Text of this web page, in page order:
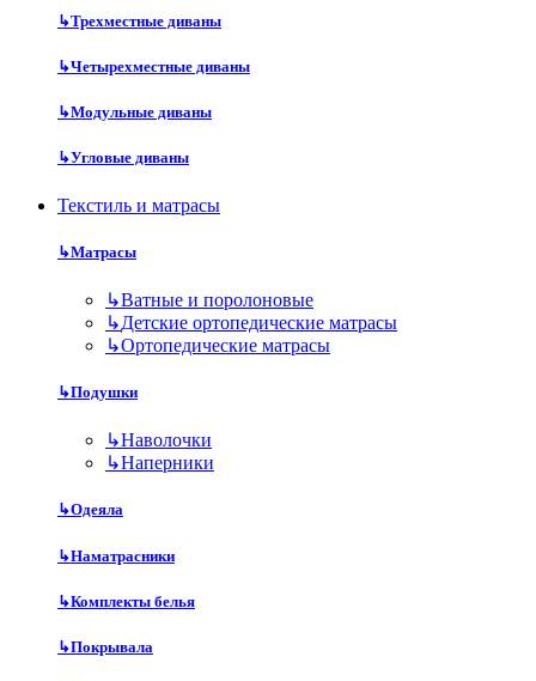
↳Трехместные диваны
↳Четырехместные диваны
↳Модульные диваны
↳Угловые диваны
Текстиль и матрасы
↳Матрасы
↳Ватные и поролоновые
↳Детские ортопедические матрасы
↳Ортопедические матрасы
↳Подушки
↳Наволочки
↳Наперники
↳Одеяла
↳Наматрасники
↳Комплекты белья
↳Покрывала